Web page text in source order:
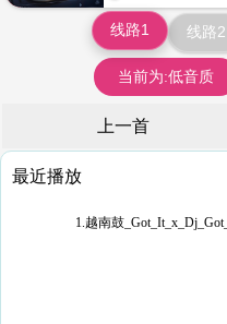
线路1 线路2
当前为:低音质
上一首
最近播放
1.越南鼓